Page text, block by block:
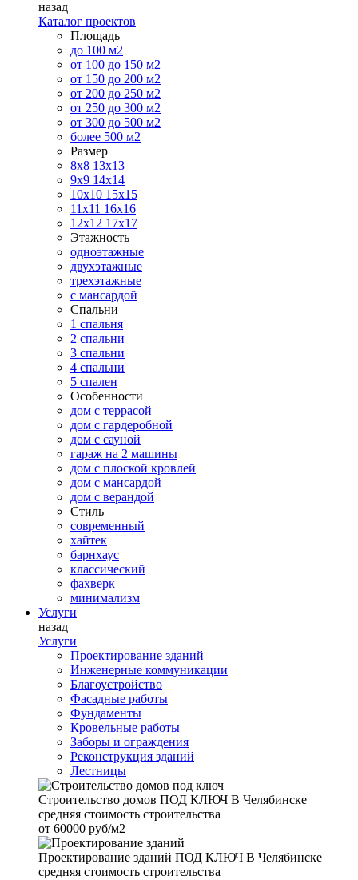
назад
Каталог проектов
Площадь
до 100 м2
от 100 до 150 м2
от 150 до 200 м2
от 200 до 250 м2
от 250 до 300 м2
от 300 до 500 м2
более 500 м2
Размер
8х8 13х13
9х9 14х14
10х10 15х15
11x11 16х16
12х12 17х17
Этажность
одноэтажные
двухэтажные
трехэтажные
с мансардой
Спальни
1 спальня
2 спальни
3 спальни
4 спальни
5 спален
Особенности
дом с террасой
дом с гардеробной
дом с сауной
гараж на 2 машины
дом с плоской кровлей
дом с мансардой
дом с верандой
Стиль
современный
хайтек
барнхаус
классический
фахверк
минимализм
Услуги
назад
Услуги
Проектирование зданий
Инженерные коммуникации
Благоустройство
Фасадные работы
Фундаменты
Кровельные работы
Заборы и ограждения
Реконструкция зданий
Лестницы
Строительство домов ПОД КЛЮЧ В Челябинске
средняя стоимость строительства
от 60000 руб/м2
Проектирование зданий ПОД КЛЮЧ В Челябинске
средняя стоимость строительства